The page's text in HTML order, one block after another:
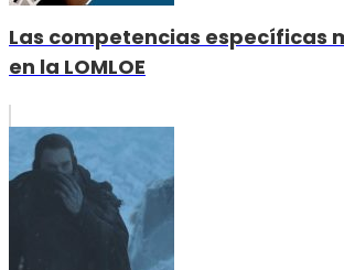
Las competencias específicas
en la LOMLOE